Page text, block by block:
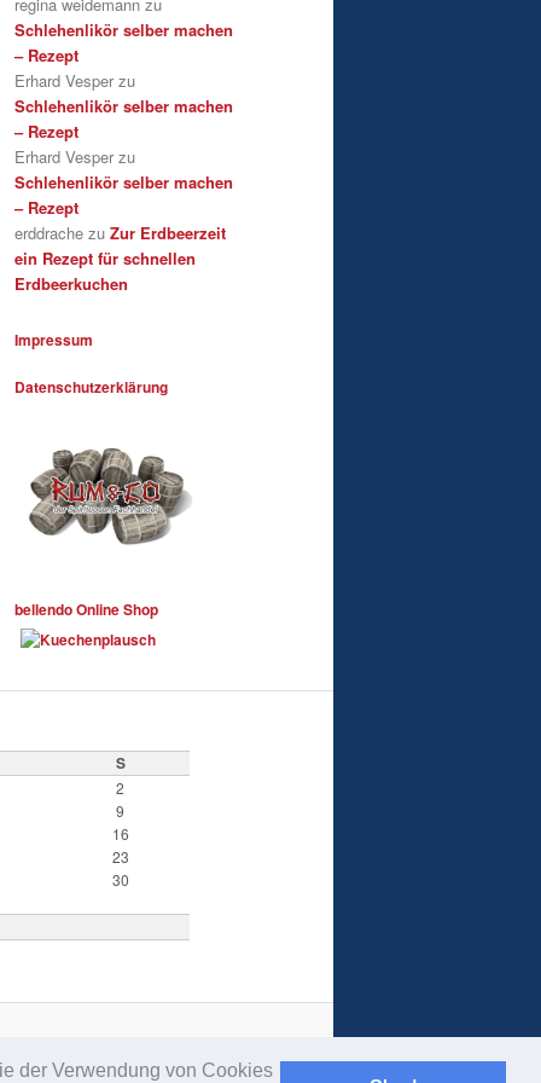
der Verwendung von Cookies
Schlehenlikör selber machen
– Rezept
Erhard Vesper zu
Schlehenlikör selber machen
– Rezept
Erhard Vesper zu
Schlehenlikör selber machen
– Rezept
erddrache zu Zur Erdbeerzeit
ein Rezept für schnellen
Erdbeerkuchen
Impressum
Datenschutzerklärung
bellendo Online Shop
S
2
9
16
23
30